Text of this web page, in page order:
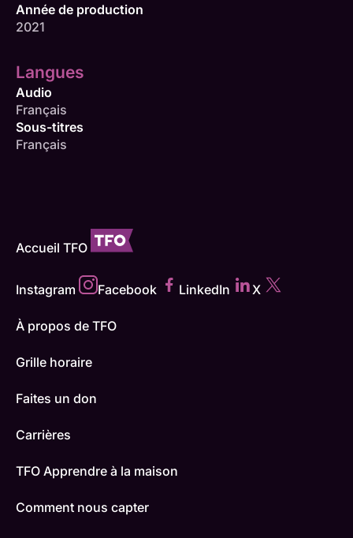
Année de production
2021
Langues
Audio
Français
Sous-titres
Français
Accueil TFO
Instagram Facebook LinkedIn X
À propos de TFO
Grille horaire
Faites un don
Carrières
TFO Apprendre à la maison
Comment nous capter